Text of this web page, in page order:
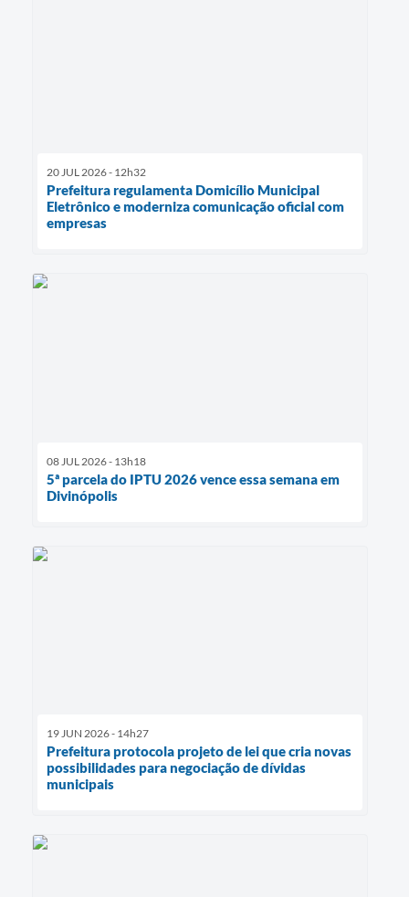
20 JUL 2026 - 12h32
Prefeitura regulamenta Domicílio Municipal
Eletrônico e moderniza comunicação oficial com
empresas
08 JUL 2026 - 13h18
5ª parcela do IPTU 2026 vence essa semana em
Divinópolis
19 JUN 2026 - 14h27
Prefeitura protocola projeto de lei que cria novas
possibilidades para negociação de dívidas
municipais